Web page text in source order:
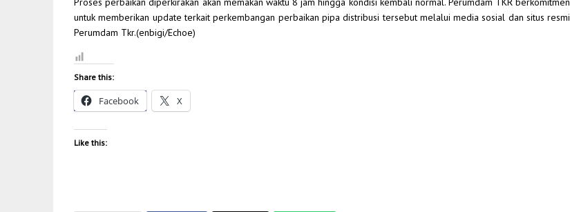
untuk memberikan update terkait perkembangan perbaikan pipa distribusi tersebut melalui media sosial dan situs resmi
Perumdam Tkr.(enbigi/Echoe)
Share this:
Facebook X
Like this: